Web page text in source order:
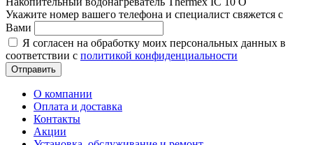
Укажите номер вашего телефона и специалист свяжется с
Вами
Я согласен на обработку моих персональных данных в
соответствии с политикой конфиденциальности
Отправить
О компании
Оплата и доставка
Контакты
Акции